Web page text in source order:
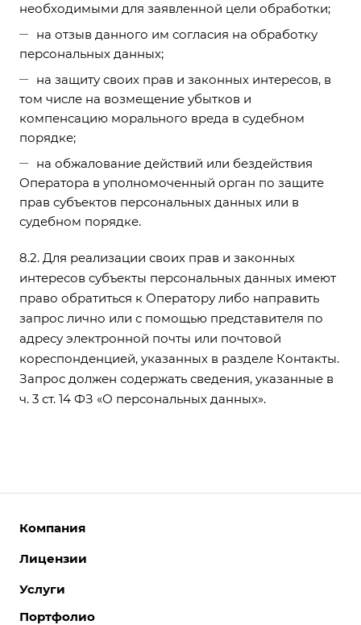
необходимыми для заявленной цели обработки;
на отзыв данного им согласия на обработку
персональных данных;
на защиту своих прав и законных интересов, в
том числе на возмещение убытков и
компенсацию морального вреда в судебном
порядке;
на обжалование действий или бездействия
Оператора в уполномоченный орган по защите
прав субъектов персональных данных или в
судебном порядке.
8.2. Для реализации своих прав и законных
интересов субъекты персональных данных имеют
право обратиться к Оператору либо направить
запрос лично или с помощью представителя по
адресу электронной почты или почтовой
кореспонденцией, указанных в разделе Контакты.
Запрос должен содержать сведения, указанные в
ч. 3 ст. 14 ФЗ «О персональных данных».
Компания
О компании
Лицензии
Интернет-магазины
Корпоративные сайты
Услуги
Разработка сайтов
Портфолио